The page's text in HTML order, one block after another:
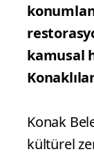
kamusal
Konak
kültürel